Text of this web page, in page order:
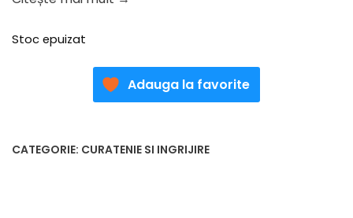
Stoc epuizat
Adauga la favorite
CATEGORIE: CURATENIE SI INGRIJIRE